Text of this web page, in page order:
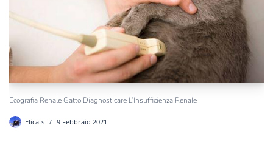
Ecografia Renale Gatto Diagnosticare L’Insufficienza Renale
Elicats 9 Febbraio 2021